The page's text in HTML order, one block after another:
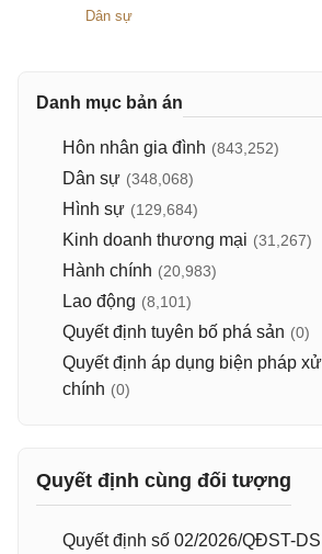
Dân sự
Danh mục bản án
Hôn nhân gia đình (843,252)
Dân sự (348,068)
Hình sự (129,684)
Kinh doanh thương mại (31,267)
Hành chính (20,983)
Lao động (8,101)
Quyết định tuyên bố phá sản (0)
Quyết định áp dụng biện pháp
chính (0)
Quyết định cùng đối tượng
Quyết định số 02/2026/QĐST-